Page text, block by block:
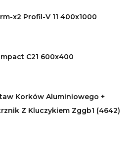
x2 Profil-V 11 400x1000
C21 600x400
Korków Aluminiowego +
Z Kluczykiem Zggb1 (4642)